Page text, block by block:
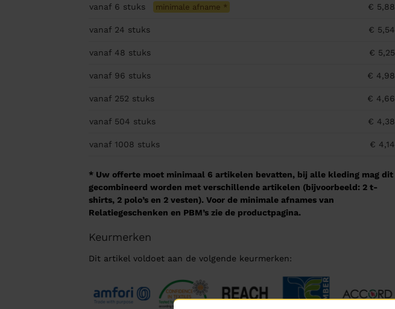
vanaf 6 stuks minimale afname * € 5,88
vanaf 24 stuks € 5,54
vanaf 48 stuks € 5,25
vanaf 96 stuks € 4,98
vanaf 252 stuks € 4,66
vanaf 504 stuks € 4,38
vanaf 1008 stuks € 4,14
* Uw offerte moet minimaal 6 artikelen bevatten, bij alle kleding mag dit
gecombineerd worden met verschillende artikelen (bijvoorbeeld: 2 t-
shirts, 2 polo’s en 2 vesten). Voor de minimale afnames van
Relatiegeschenken en PBM’s zie de productpagina.
Keurmerken
Dit artikel voldoet aan de volgende keurmerken: